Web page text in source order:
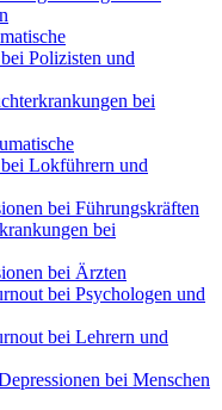
Polizisten und
bei
Lokführern und
bei Führungskräften
bei
bei Ärzten
bei Psychologen und
bei Lehrern und
bei Menschen